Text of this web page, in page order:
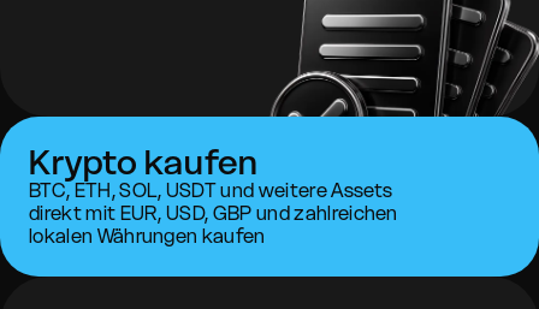
Krypto kaufen
BTC, ETH, SOL, USDT und weitere Assets
direkt mit EUR, USD, GBP und zahlreichen
lokalen Währungen kaufen